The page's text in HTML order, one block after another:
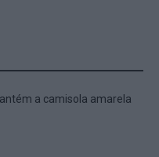
a camisola amarela